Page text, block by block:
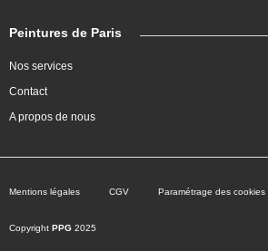
Peintures de Paris
Nos services
Contact
A propos de nous
Mentions légales CGV Paramétrage des cookies
Copyright PPG 2025